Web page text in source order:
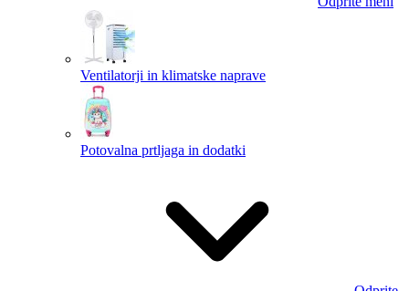
Ventilatorji in klimatske naprave
Potovalna prtljaga in dodatki